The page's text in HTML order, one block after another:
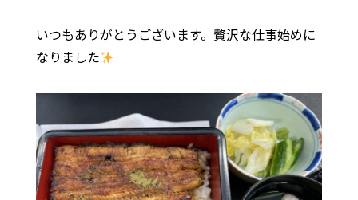
いつもありがとうございます。贅沢な仕事始めに
なりました